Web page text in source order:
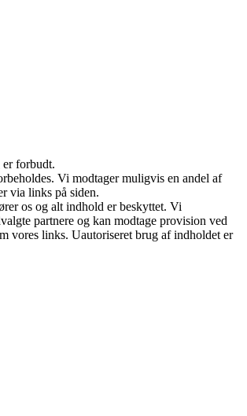
forbudt.
Vi modtager muligvis en andel af
via links på siden.
os og alt indhold er beskyttet. Vi
partnere og kan modtage provision ved
vores links. Uautoriseret brug af indholdet er